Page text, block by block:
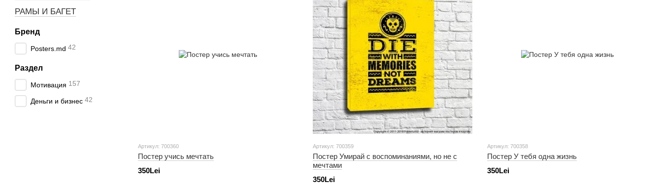
Артикул: 700360
Постер учись мечтать
350Lei
Артикул: 700359
Постер Умирай с воспоминаниями, но не с
мечтами
350Lei
Артикул: 700358
Постер У тебя одна жизнь
350Lei
РАМЫ И БАГЕТ
Бренд
Posters.md 42
Раздел
Мотивация 157
Деньги и бизнес 42